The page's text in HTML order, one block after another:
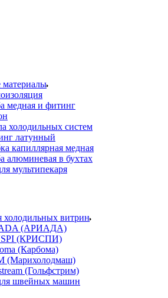
материалы
медная и фитинг
холодильных систем
латунный
капиллярная медная
алюминевая в бухтах
мультипекаря
холодильных витрин
(АРИАДА)
(КРИСПИ)
(Карбома)
(Марихолодмаш)
(Гольфстрим)
швейных машин